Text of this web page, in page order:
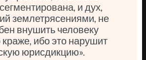
и дух,
землетрясениями, не
внушить человеку
ибо это нарушит
юрисдикцию».